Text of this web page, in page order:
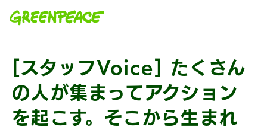
[スタッフVoice] たくさん
の人が集まってアクション
を起こす。そこから生まれ